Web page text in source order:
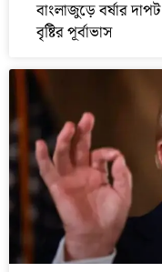
বাংলাজুড়ে বর্ষার
বৃষ্টির পূর্বাভাস